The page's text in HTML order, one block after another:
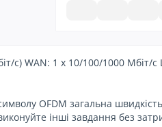
с) WAN: 1 x 10/100/1000 Мбіт/
OFDM загальна
інші завдання без